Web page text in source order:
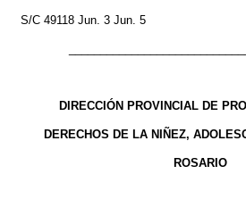
S/C 49118 Jun. 3 Jun. 5
DIRECCIÓN PROVINCIAL DE
DERECHOS DE LA NIÑEZ,
ROSARIO